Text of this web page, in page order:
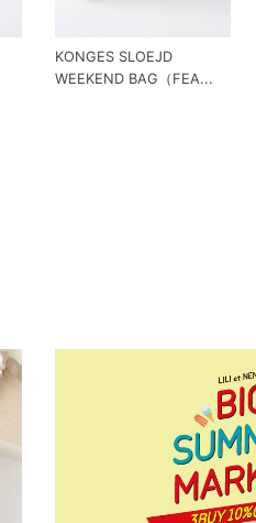
KONGES SLOEJD
WEEKEND BAG（FEA...